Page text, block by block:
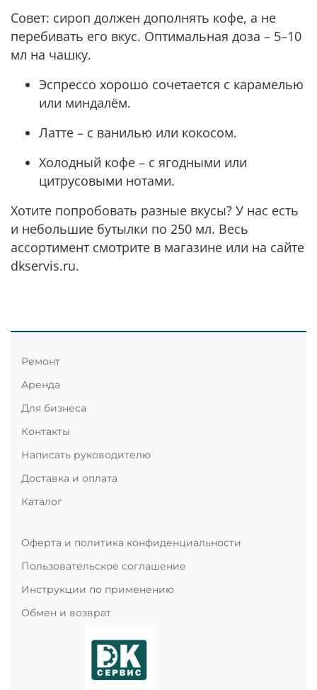
Совет: сироп должен дополнять кофе, а не
перебивать его вкус. Оптимальная доза – 5–10
мл на чашку.
Эспрессо хорошо сочетается с карамелью
или миндалём.
Латте – с ванилью или кокосом.
Холодный кофе – с ягодными или
цитрусовыми нотами.
Хотите попробовать разные вкусы? У нас есть
и небольшие бутылки по 250 мл. Весь
ассортимент смотрите в магазине или на сайте
dkservis.ru.
Ремонт
Аренда
Для бизнеса
Контакты
Написать руководителю
Доставка и оплата
Каталог
Оферта и политика конфиденциальности
Пользовательское соглашение
Инструкции по применению
Обмен и возврат